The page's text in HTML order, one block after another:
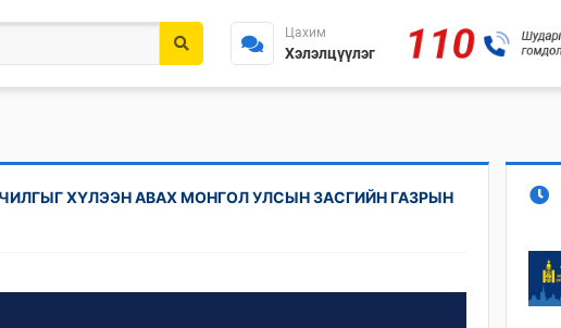
Цахим
Хэлэлцүүлэг
ХҮЛЭЭН АВАХ МОНГОЛ УЛСЫН ЗАСГИЙН ГАЗРЫН